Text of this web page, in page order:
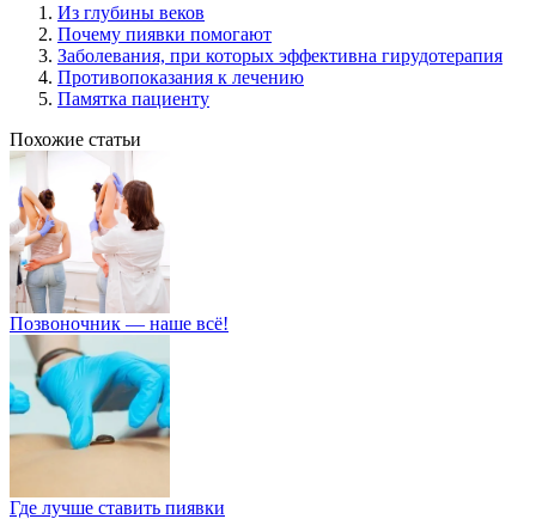
Из глубины веков
Почему пиявки помогают
Заболевания, при которых эффективна гирудотерапия
Противопоказания к лечению
Памятка пациенту
Похожие статьи
Позвоночник — наше всё!
Где лучше ставить пиявки